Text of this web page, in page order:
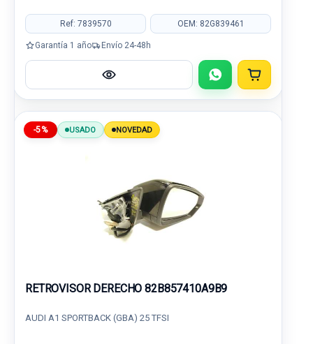
Ref: 7839570 OEM: 82G839461
Garantía 1 año Envío 24-48h
-5% USADO NOVEDAD
RETROVISOR DERECHO 82B857410A9B9
AUDI A1 SPORTBACK (GBA) 25 TFSI